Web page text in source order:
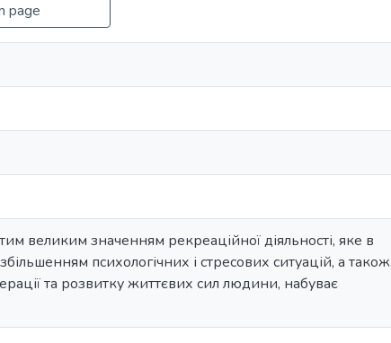
page
великим значенням рекреаційної діяльності, яке в
психологічних і стресових ситуацій, а також
та розвитку життєвих сил людини, набуває